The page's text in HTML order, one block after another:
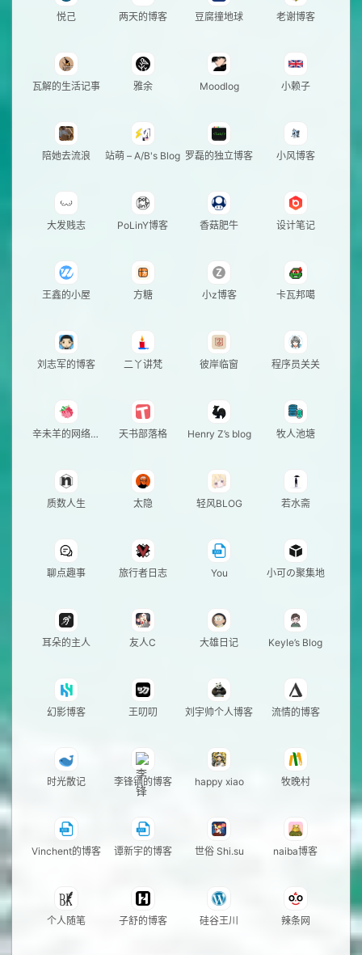
悦己 两天的博客 豆腐撞地球 老谢博客
瓦解的生活记事 雅余 Moodlog 小赖子
陪她去流浪 站萌 – A/B's Blog 罗磊的独立博客 小风博客
大发贱志 PoLinY博客 香菇肥牛 设计笔记
王鑫的小屋 方糖 小z博客 卡瓦邦噶
刘志军的博客 二丫讲梵 彼岸临窗 程序员关关
辛未羊的网络日
天书部落格 Henry Z’s blog 牧人池塘
质数人生 太隐 轻风BLOG 若水斋
聊点趣事 旅行者日志 You 小可の聚集地
耳朵的主人 友人C 大雄日记 Keyle’s Blog
幻影博客 王叨叨 刘宇帅个人博客 流情的博客
时光散记 李锋镝的博客 happy xiao 牧晚村
Vinchent的博客 谭新宇的博客 世俗 Shi.su naiba博客
个人随笔 子舒的博客 硅谷王川 辣条网